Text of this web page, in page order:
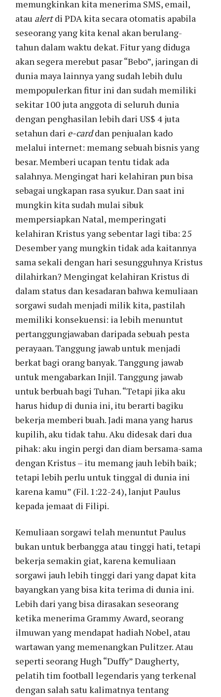
memungkinkan kita menerima SMS, email,
atau alertdi PDA kita secara otomatis apabila
seseorang yang kita kenal akan berulang-
tahun dalam waktu dekat. Fitur yang diduga
akan segera merebut pasar “Bebo”, jaringan di
dunia maya lainnya yang sudah lebih dulu
mempopulerkan fitur ini dan sudah memiliki
sekitar 100 juta anggota di seluruh dunia
dengan penghasilan lebih dari US$ 4 juta
setahun dari e-carddan penjualan kado
melalui internet: memang sebuah bisnis yang
besar. Memberi ucapan tentu tidak ada
salahnya. Mengingat hari kelahiran pun bisa
sebagai ungkapan rasa syukur. Dan saat ini
mungkin kita sudah mulai sibuk
mempersiapkan Natal, memperingati
kelahiran Kristus yang sebentar lagi tiba: 25
Desember yang mungkin tidak ada kaitannya
sama sekali dengan hari sesungguhnya Kristus
dilahirkan? Mengingat kelahiran Kristus di
dalam status dan kesadaran bahwa kemuliaan
sorgawi sudah menjadi milik kita, pastilah
memiliki konsekuensi: ia lebih menuntut
pertanggungjawaban daripada sebuah pesta
perayaan. Tanggung jawab untuk menjadi
berkat bagi orang banyak. Tanggung jawab
untuk mengabarkan Injil. Tanggung jawab
untuk berbuah bagi Tuhan. “Tetapi jika aku
harus hidup di dunia ini, itu berarti bagiku
bekerja memberi buah. Jadi mana yang harus
kupilih, aku tidak tahu. Aku didesak dari dua
pihak: aku ingin pergi dan diam bersama-sama
dengan Kristus – itu memang jauh lebih baik;
tetapi lebih perlu untuk tinggal di dunia ini
karena kamu” (Fil. 1:22-24), lanjut Paulus
kepada jemaat di Filipi.
Kemuliaan sorgawi telah menuntut Paulus
bukan untuk berbangga atau tinggi hati, tetapi
bekerja semakin giat, karena kemuliaan
sorgawi jauh lebih tinggi dari yang dapat kita
bayangkan yang bisa kita terima di dunia ini.
Lebih dari yang bisa dirasakan seseorang
ketika menerima Grammy Award, seorang
ilmuwan yang mendapat hadiah Nobel, atau
wartawan yang memenangkan Pulitzer. Atau
seperti seorang Hugh “Duffy” Daugherty,
pelatih tim football legendaris yang terkenal
dengan salah satu kalimatnya tentang